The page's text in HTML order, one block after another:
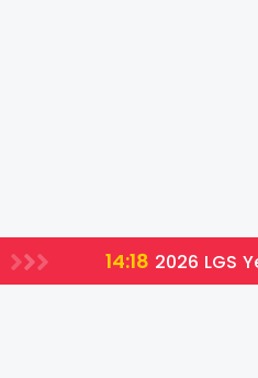
14:18 2026 LGS